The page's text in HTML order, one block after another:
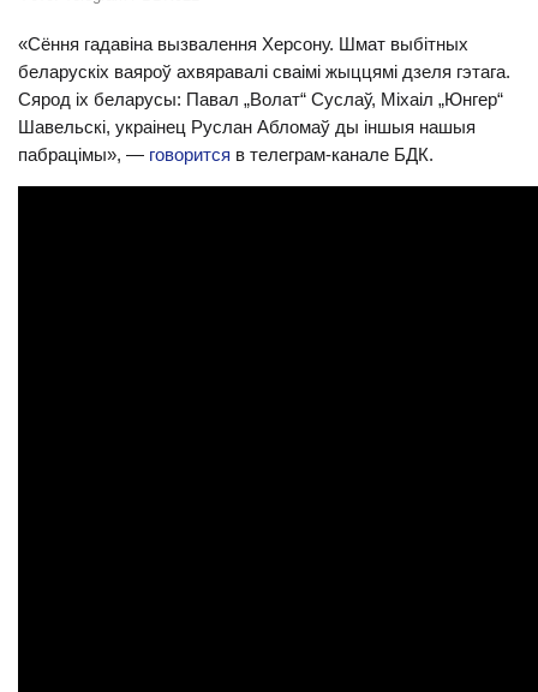
«Сёння гадавіна вызвалення Херсону. Шмат выбітных
беларускіх ваяроў ахвяравалі сваімі жыццямі дзеля гэтага.
Сярод іх беларусы: Павал „Волат“ Суслаў, Міхаіл „Юнгер“
Шавельскі, украінец Руслан Абломаў ды іншыя нашыя
пабрацімы», — говорится в телеграм-канале БДК.